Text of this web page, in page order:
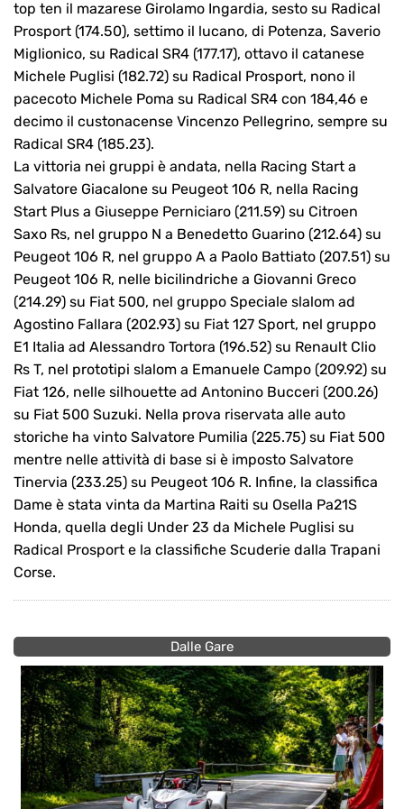
top ten il mazarese Girolamo Ingardia, sesto su Radical
Prosport (174.50), settimo il lucano, di Potenza, Saverio
Miglionico, su Radical SR4 (177.17), ottavo il catanese
Michele Puglisi (182.72) su Radical Prosport, nono il
pacecoto Michele Poma su Radical SR4 con 184,46 e
decimo il custonacense Vincenzo Pellegrino, sempre su
Radical SR4 (185.23).
La vittoria nei gruppi è andata, nella Racing Start a
Salvatore Giacalone su Peugeot 106 R, nella Racing
Start Plus a Giuseppe Perniciaro (211.59) su Citroen
Saxo Rs, nel gruppo N a Benedetto Guarino (212.64) su
Peugeot 106 R, nel gruppo A a Paolo Battiato (207.51) su
Peugeot 106 R, nelle bicilindriche a Giovanni Greco
(214.29) su Fiat 500, nel gruppo Speciale slalom ad
Agostino Fallara (202.93) su Fiat 127 Sport, nel gruppo
E1 Italia ad Alessandro Tortora (196.52) su Renault Clio
Rs T, nel prototipi slalom a Emanuele Campo (209.92) su
Fiat 126, nelle silhouette ad Antonino Bucceri (200.26)
su Fiat 500 Suzuki. Nella prova riservata alle auto
storiche ha vinto Salvatore Pumilia (225.75) su Fiat 500
mentre nelle attività di base si è imposto Salvatore
Tinervia (233.25) su Peugeot 106 R. Infine, la classifica
Dame è stata vinta da Martina Raiti su Osella Pa21S
Honda, quella degli Under 23 da Michele Puglisi su
Radical Prosport e la classifiche Scuderie dalla Trapani
Corse.
Dalle Gare